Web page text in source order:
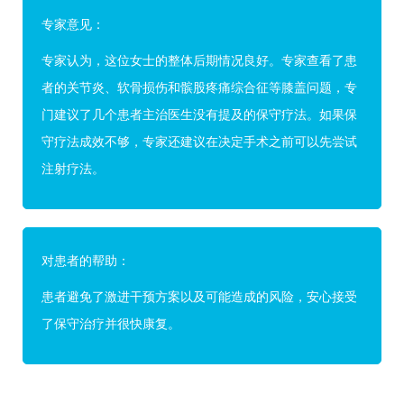
专家意见：
专家认为，这位女士的整体后期情况良好。专家查看了患
者的关节炎、软骨损伤和髌股疼痛综合征等膝盖问题，专
门建议了几个患者主治医生没有提及的保守疗法。如果保
守疗法成效不够，专家还建议在决定手术之前可以先尝试
注射疗法。
对患者的帮助：
患者避免了激进干预方案以及可能造成的风险，安心接受
了保守治疗并很快康复。